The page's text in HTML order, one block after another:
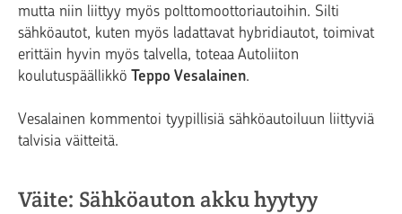
mutta niin liittyy myös polttomoottoriautoihin. Silti
sähköautot, kuten myös ladattavat hybridiautot, toimivat
erittäin hyvin myös talvella, toteaa Autoliiton
koulutuspäällikkö Teppo Vesalainen.
Vesalainen kommentoi tyypillisiä sähköautoiluun liittyviä
talvisia väitteitä.
Väite: Sähköauton akku hyytyy